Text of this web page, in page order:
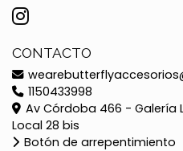
CONTACTO
1150433998
Av Córdoba 466 - Galería
Local 28 bis
Botón de arrepentimiento